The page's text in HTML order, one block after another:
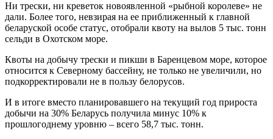
Ни трески, ни креветок новоявленной «рыбной королеве» не
дали. Более того, невзирая на ее приближенный к главной
беларуской особе статус, отобрали квоту на вылов 5 тыс. тонн
сельди в Охотском море.
Квоты на добычу трески и пикши в Баренцевом море, которое
относится к Северному бассейну, не только не увеличили, но
подкорректировали не в пользу белорусов.
И в итоге вместо планировавшего на текущий год прироста
добычи на 30% Беларусь получила минус 10% к
прошлогоднему уровню – всего 58,7 тыс. тонн.